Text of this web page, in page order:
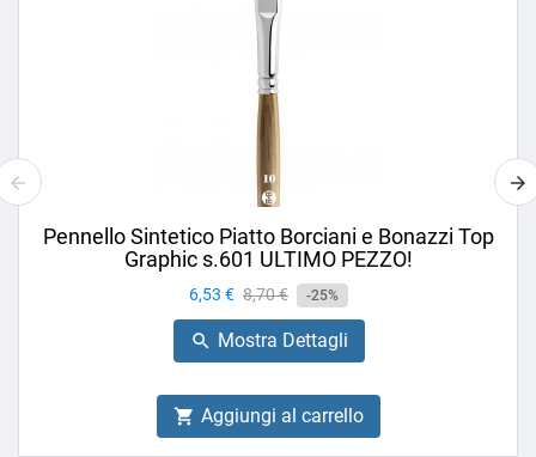
Pennello Sintetico Piatto Borciani e Bonazzi Top
Graphic s.601 ULTIMO PEZZO!
Prezzo
6,53 € Prezzo
base
8,70 € -25%
 Mostra Dettagli
 Aggiungi al carrello